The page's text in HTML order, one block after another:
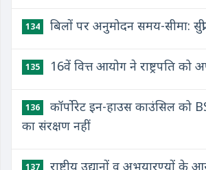
134 बिलों पर अनुमोदन समय-सीमा:
135 16वें वित्त आयोग ने राष्ट्रपति को
136
कॉर्पोरेट इन-हाउस काउंसिल को
का संरक्षण नहीं
137 राष्ट्रीय उद्यानों व अभयारण्यों